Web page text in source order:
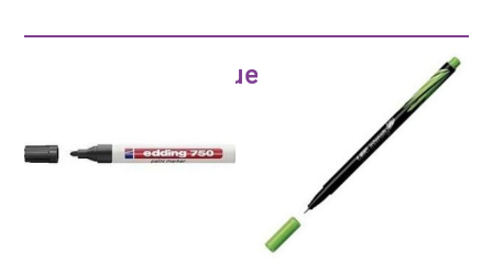
Artículos que pueden interesarte